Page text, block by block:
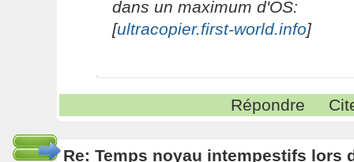
dans un maximum d'OS:
[ultracopier.first-world.info]
Répondre
Re: Temps noyau intempestifs lors